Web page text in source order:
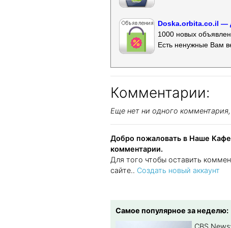
Doska.orbita.co.il —
1000 новых
Есть ненужные Вам
Комментарии:
Еще нет ни одного
Добро пожаловать в Наше
комментарии.
Для того чтобы оставить
сайте.. Создать новый аккаунт
Самое популярное за неделю: